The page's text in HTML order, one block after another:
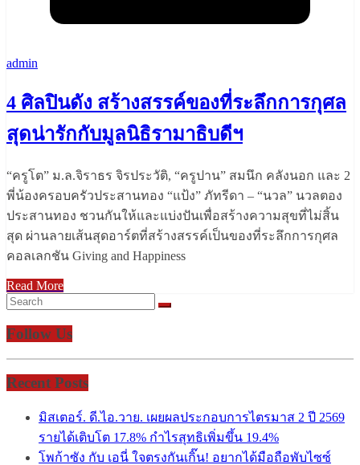
admin
4 ศิลปินดัง สร้างสรรค์ของที่ระลึกการกุศล
สุดน่ารักกับมูลนิธิรามาธิบดีฯ
“ครูโต” ม.ล.จิราธร จิรประวัติ, “ครูปาน” สมนึก คลังนอก และ 2
พี่น้องครอบครัวประสานทอง “แป้ง” ภัทรีดา – “นวล” นวลตอง
ประสานทอง ชวนกันให้และแบ่งปันเพื่อสร้างความสุขที่ไม่สิ้น
สุด ผ่านลายเส้นสุดอาร์ตที่สร้างสรรค์เป็นของที่ระลึกการกุศล
คอลเลกชัน Giving and Happiness
Read More
Follow Us
Recent Posts
มิสเตอร์. ดี.ไอ.วาย. เผยผลประกอบการไตรมาส 2 ปี 2569
รายได้เติบโต 17.8% กำไรสุทธิเพิ่มขึ้น 19.4%
โพก้าซัง กับ เอนี่ ใจตรงกันเกิ๊น! อยากได้มือถือพับไซซ์